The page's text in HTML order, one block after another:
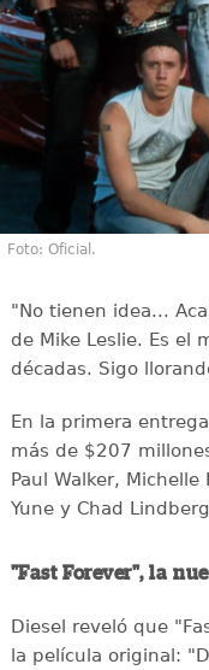
Foto: Oficial.
"No tienen idea...
de Mike Leslie. Es el
décadas. Sigo
En la primera
más de $207
Paul Walker, Michelle
Yune y Chad
"Fast Forever", la
Diesel reveló que
la película original: